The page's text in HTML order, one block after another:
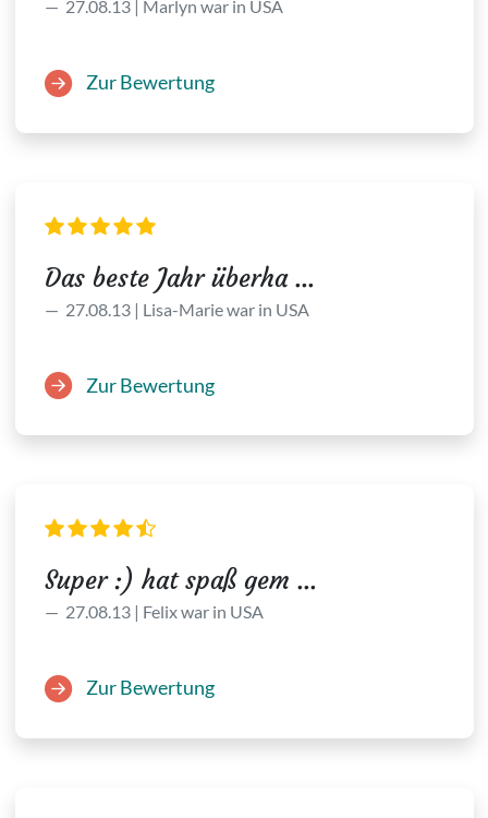
27.08.13 | Marlyn war in USA
Zur Bewertung
Das beste Jahr überha ...
27.08.13 | Lisa-Marie war in USA
Zur Bewertung
Super :) hat spaß gem ...
27.08.13 | Felix war in USA
Zur Bewertung